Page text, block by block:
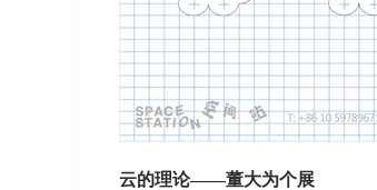
云的理论——董大为个展